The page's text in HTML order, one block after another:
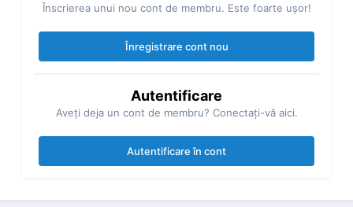
Înscrierea unui nou cont de membru. Este foarte uşor!
Înregistrare cont nou
Autentificare
Aveţi deja un cont de membru? Conectaţi-vă aici.
Autentificare în cont